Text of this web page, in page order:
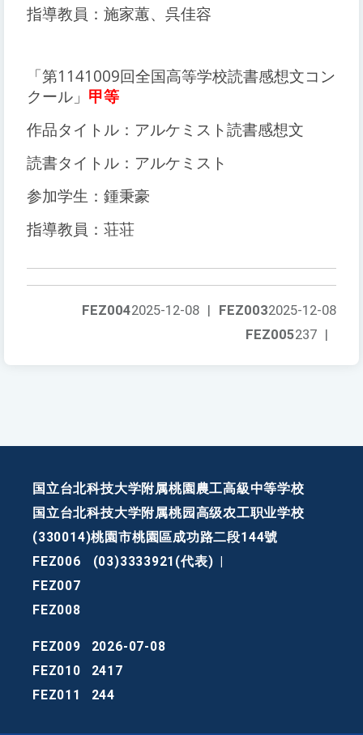
指導教員：施家蕙、呉佳容
「第1141009回全国高等学校読書感想文コン
クール」 甲等
作品タイトル：アルケミスト読書感想文
読書タイトル：アルケミスト
参加学生：鍾秉豪
指導教員：荘荘
FEZ0032025-12-08
FEZ0042025-12-08 |
FEZ005237 |
国立台北科技大学附属桃園農工高級中等学校
国立台北科技大学附属桃园高级农工职业学校
(330014)桃園市桃園區成功路二段144號
FEZ006
(03)3333921(代表)
FEZ007
FEZ008
FEZ009
2026-07-08
FEZ010
2417
FEZ011
244